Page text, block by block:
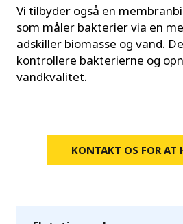
Vi tilbyder også en
som måler bakterier via en
adskiller biomasse og vand.
kontrollere bakterierne og
vandkvalitet.
KONTAKT OS FOR AT